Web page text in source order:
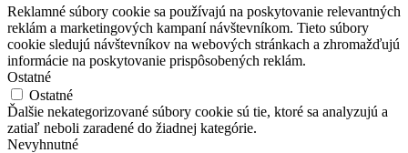
Reklamné súbory cookie sa používajú na poskytovanie relevantných
reklám a marketingových kampaní návštevníkom. Tieto súbory
cookie sledujú návštevníkov na webových stránkach a zhromažďujú
informácie na poskytovanie prispôsobených reklám.
Ostatné
Ostatné
Ďalšie nekategorizované súbory cookie sú tie, ktoré sa analyzujú a
zatiaľ neboli zaradené do žiadnej kategórie.
Nevyhnutné